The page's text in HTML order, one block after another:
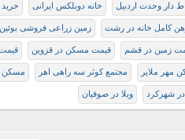
دار وحدت اردبیل خانه دوبلکس ایرانی خرید
کامل خانه در رشت زمین زراعی فروشی بوئین
زمين در قشم قيمت مسكن در قزوين قیمت
مهر ملایر مجتمع کوثر سه راهی اهر مسکن ۱۱۸ تبریز
شهرکرد ویلا در صوفیان